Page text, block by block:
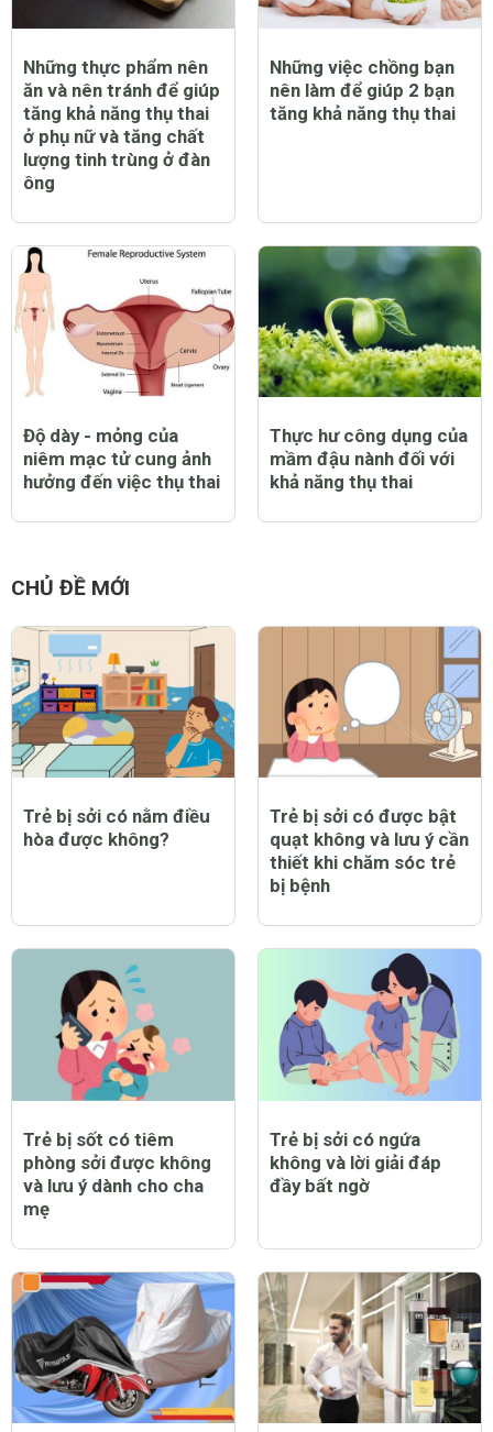
Những thực phẩm nên
ăn và nên tránh để giúp
tăng khả năng thụ thai
ở phụ nữ và tăng chất
lượng tinh trùng ở đàn
ông
Những việc chồng bạn
nên làm để giúp 2 bạn
tăng khả năng thụ thai
Độ dày - mỏng của
niêm mạc tử cung ảnh
hưởng đến việc thụ thai
Thực hư công dụng của
mầm đậu nành đối với
khả năng thụ thai
CHỦ ĐỀ MỚI
Trẻ bị sởi có nằm điều
hòa được không?
Trẻ bị sởi có được bật
quạt không và lưu ý cần
thiết khi chăm sóc trẻ
bị bệnh
Trẻ bị sốt có tiêm
phòng sởi được không
và lưu ý dành cho cha
mẹ
Trẻ bị sởi có ngứa
không và lời giải đáp
đầy bất ngờ